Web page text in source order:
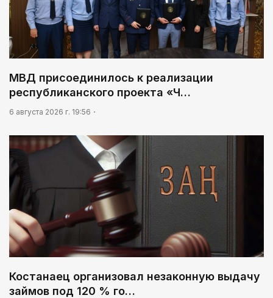
МВД присоединилось к реализации
республиканского проекта «Ч…
6 августа 2026 г. 19:56
Костанаец организовал незаконную выдачу
займов под 120 % го…